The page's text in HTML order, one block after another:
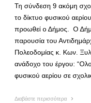
Τη σύνδεση 9 ακόμη
το δίκτυο φυσικού
προωθεί ο Δήμος. Ο
παρουσία του
Πολεοδομίας κ. Κων.
ανάδοχο του έργου:
φυσικού αερίου σε
Διαβάστε περισσότερα